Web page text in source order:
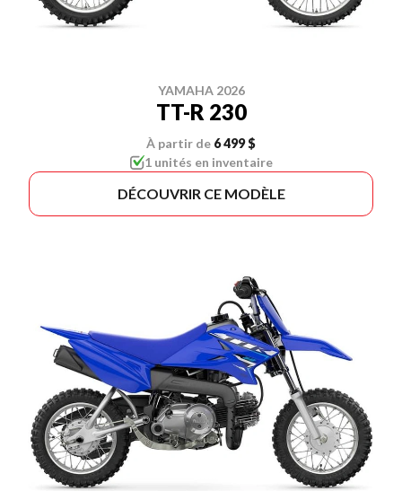
YAMAHA 2026
TT-R 230
À partir de 6 499 $
1 unités en inventaire
DÉCOUVRIR CE MODÈLE